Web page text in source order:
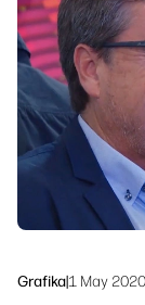
Skontaktuj się
Śledź nas
Rozwiązania
Zrównoważony
Grafika|1 May 2020